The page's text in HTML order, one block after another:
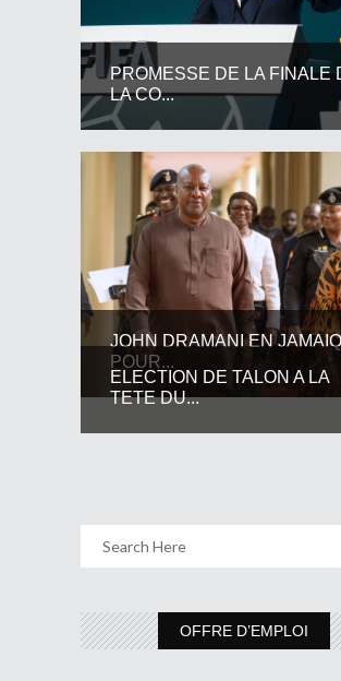
PROMESSE DE LA FINALE
LA CO...
JOHN DRAMANI EN
POUR...
ELECTION DE TALON A LA
TETE DU...
OFFRE D’EMPLOI